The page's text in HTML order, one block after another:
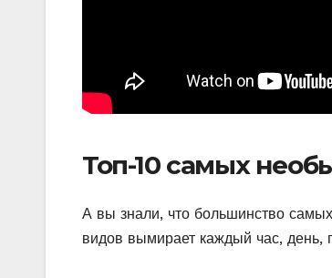
Топ-10 самых
А вы знали, что большинство
видов вымирает каждый час, день,